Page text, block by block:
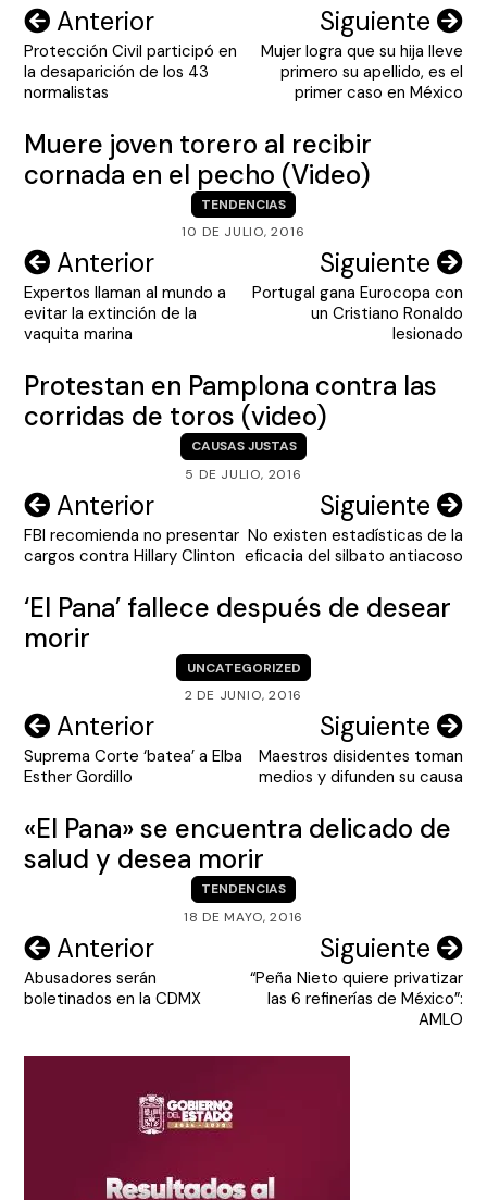
Navegación
de
entradas
Anterior
Protección Civil participó en
la desaparición de los 43
normalistas
Siguiente
Mujer logra que su hija lleve
primero su apellido, es el
primer caso en México
Muere joven torero al recibir
cornada en el pecho (Video)
TENDENCIAS
10 DE JULIO, 2016
Navegación
de
entradas
Anterior
Expertos llaman al mundo a
evitar la extinción de la
vaquita marina
Siguiente
Portugal gana Eurocopa con
un Cristiano Ronaldo
lesionado
Protestan en Pamplona contra las
corridas de toros (video)
CAUSAS JUSTAS
5 DE JULIO, 2016
Navegación
de
Anterior
FBI recomienda no presentar
cargos contra Hillary Clinton
Siguiente
No existen estadísticas de la
eficacia del silbato antiacoso
‘El Pana’ fallece después de desear
morir
UNCATEGORIZED
2 DE JUNIO, 2016
Navegación
de
Anterior
Suprema Corte ‘batea’ a Elba
Esther Gordillo
Siguiente
Maestros disidentes toman
medios y difunden su causa
«El Pana» se encuentra delicado de
salud y desea morir
TENDENCIAS
18 DE MAYO, 2016
Navegación
de
Anterior
Abusadores serán
boletinados en la CDMX
Siguiente
“Peña Nieto quiere privatizar
las 6 refinerías de México”:
AMLO